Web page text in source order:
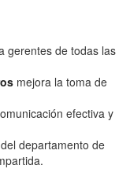
gerentes de todas las
mejora la toma de
efectiva y
departamento de